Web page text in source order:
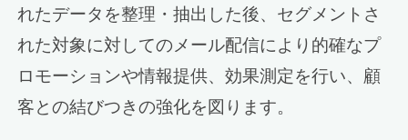
れたデータを整理・抽出した後、セグメントさ
れた対象に対してのメール配信により的確なプ
ロモーションや情報提供、効果測定を行い、顧
客との結びつきの強化を図ります。